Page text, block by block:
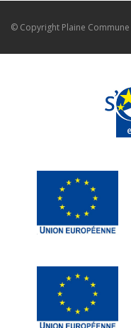
© Copyright Plaine Commune